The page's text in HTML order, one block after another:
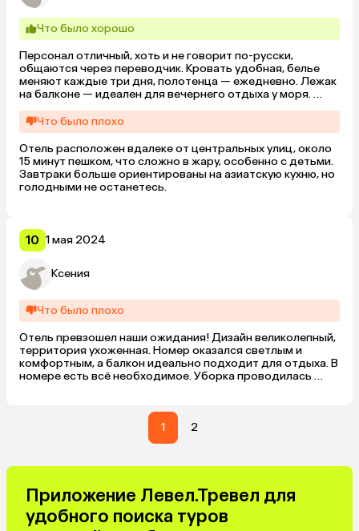
Что было хорошо
Персонал отличный, хоть и не говорит по-русски,
общаются через переводчик. Кровать удобная, белье
меняют каждые три дня, полотенца — ежедневно. Лежак
на балконе — идеален для вечернего отдыха у моря.
кайф!Что было плохо
Отель расположен вдалеке от центральных улиц, около
15 минут пешком, что сложно в жару, особенно с детьми.
Завтраки больше ориентированы на азиатскую кухню, но
голодными не останетесь.
10 1 мая 2024
Ксения
Что было плохо
Отель превзошел наши ожидания! Дизайн великолепный,
территория ухоженная. Номер оказался светлым и
комфортным, а балкон идеально подходит для отдыха. В
номере есть всё необходимое. Уборка проводилась
открытой террасе. Персонал дружелюбный и
1 2
Приложение Левел.Тревел для
удобного поиска туров